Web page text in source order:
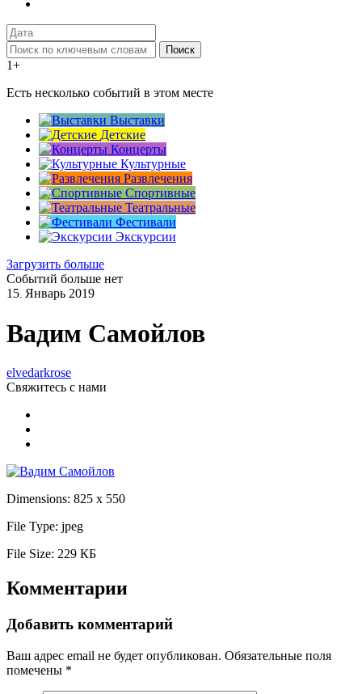
Поиск
1+
Есть несколько событий в этом месте
Выставки
Детские
Концерты
Культурные
Развлечения
Спортивные
Театральные
Фестивали
Экскурсии
Загрузить больше
Событий больше нет
15. Январь 2019
Вадим Самойлов
elvedarkrose
Свяжитесь с нами
Dimensions: 825 x 550
File Type: jpeg
File Size: 229 КБ
Комментарии
Добавить комментарий
Ваш адрес email не будет опубликован. Обязательные поля
помечены *